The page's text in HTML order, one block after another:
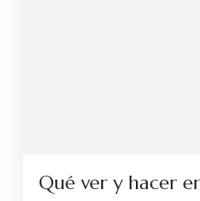
Qué ver y hacer